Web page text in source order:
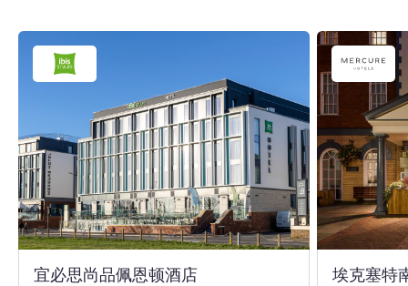
宜必思尚品佩恩顿酒店 埃克塞特